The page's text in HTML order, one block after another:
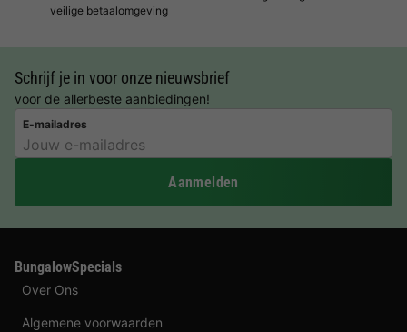
veilige betaalomgeving
Schrijf je in voor onze nieuwsbrief
voor de allerbeste aanbiedingen!
E-mailadres
Aanmelden
BungalowSpecials
Over Ons
Algemene voorwaarden